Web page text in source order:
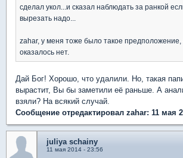
сделал укол...и сказал наблюдать за ранкой
вырезать надо...
zahar, у меня тоже было такое предположение,
оказалось нет.
Дай Бог! Хорошо, что удалили. Но, такая
вырастит, Вы бы заметили её раньше. А
взяли? На всякий случай.
Сообщение отредактировал zahar: 11 мая
juliya schainy
11 мая 2014 - 23:56